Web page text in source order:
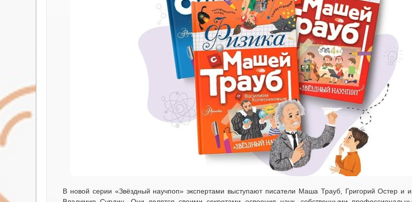
В новой серии «Звёздный научпоп» экспертами выступают писатели Маша Трауб, Григорий Остер и